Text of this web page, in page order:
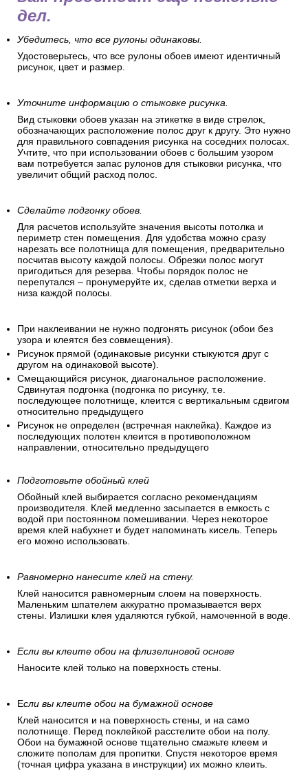
дел.
Убедитесь, что все рулоны одинаковы.
Удостоверьтесь, что все рулоны обоев имеют идентичный
рисунок, цвет и размер.
Уточните информацию о стыковке рисунка.
Вид стыковки обоев указан на этикетке в виде стрелок,
обозначающих расположение полос друг к другу. Это нужно
для правильного совпадения рисунка на соседних полосах.
Учтите, что при использовании обоев с большим узором
вам потребуется запас рулонов для стыковки рисунка, что
увеличит общий расход полос.
Сделайте подгонку обоев.
Для расчетов используйте значения высоты потолка и
периметр стен помещения. Для удобства можно сразу
нарезать все полотнища для помещения, предварительно
посчитав высоту каждой полосы. Обрезки полос могут
пригодиться для резерва. Чтобы порядок полос не
перепутался – пронумеруйте их, сделав отметки верха и
низа каждой полосы.
При наклеивании не нужно подгонять рисунок (обои без
узора и клеятся без совмещения).
Рисунок прямой (одинаковые рисунки стыкуются друг с
другом на одинаковой высоте).
Смещающийся рисунок, диагональное расположение.
Сдвинутая подгонка (подгонка по рисунку, т.е.
последующее полотнище, клеится с вертикальным сдвигом
относительно предыдущего
Рисунок не определен (встречная наклейка). Каждое из
последующих полотен клеится в противоположном
направлении, относительно предыдущего
Подготовьте обойный клей
Обойный клей выбирается согласно рекомендациям
производителя. Клей медленно засыпается в емкость с
водой при постоянном помешивании. Через некоторое
время клей набухнет и будет напоминать кисель. Теперь
его можно использовать.
Равномерно нанесите клей на стену.
Клей наносится равномерным слоем на поверхность.
Маленьким шпателем аккуратно промазывается верх
стены. Излишки клея удаляются губкой, намоченной в воде.
Если вы клеите обои на флизелиновой основе
Наносите клей только на поверхность стены.
Если вы клеите обои на бумажной основе
Клей наносится и на поверхность стены, и на само
полотнище. Перед поклейкой расстелите обои на полу.
Обои на бумажной основе тщательно смажьте клеем и
сложите пополам для пропитки. Спустя некоторое время
(точная цифра указана в инструкции) их можно клеить.